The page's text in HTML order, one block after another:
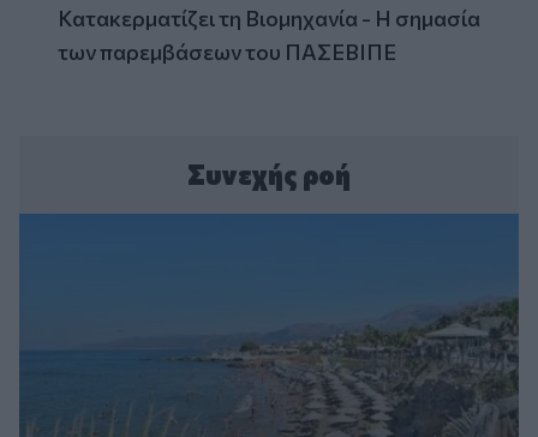
Κατακερματίζει τη Βιομηχανία - Η σημασία
των παρεμβάσεων του ΠΑΣΕΒΙΠΕ
Συνεχής ροή